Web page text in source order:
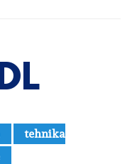
tehnika